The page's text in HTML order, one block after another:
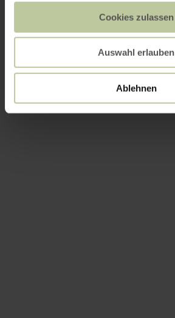
Cookies zulassen
Auswahl erlauben
Ablehnen